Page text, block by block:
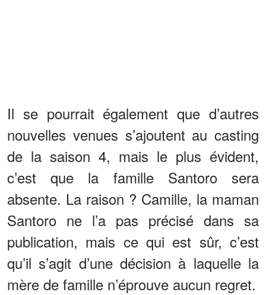
Il se pourrait également que d’autres
nouvelles venues s’ajoutent au casting
de la saison 4, mais le plus évident,
c’est que la famille Santoro sera
absente. La raison ? Camille, la maman
Santoro ne l’a pas précisé dans sa
publication, mais ce qui est sûr, c’est
qu’il s’agit d’une décision à laquelle la
mère de famille n’éprouve aucun regret.